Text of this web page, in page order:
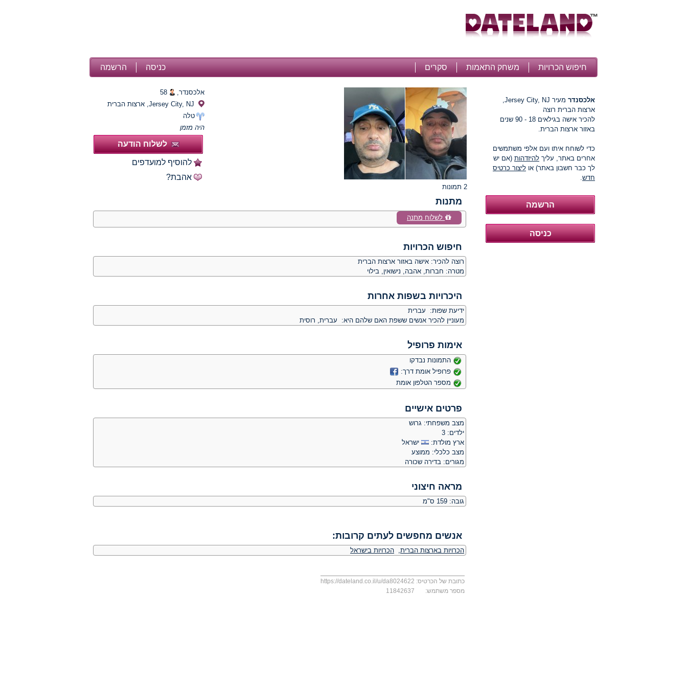
חיפוש הכרויות משחק התאמות סקרים הרשמה כניסה
אלכסנדר
מעיר Jersey City, NJ,
ארצות הברית רוצה
להכיר אישה בגילאים 18 - 90 שנים
באזור ארצות הברית.
כדי לשוחח איתו ועם אלפי משתמשים
אחרים באתר, עליך להיזדהות (אם יש
לך כבר חשבון באתר) או ליצור כרטיס
חדש.
2 תמונות
אלכסנדר,
58
טלה
היה מזמן
לשלוח הודעה
להוסיף למועדפים
אהבת?
מתנות
לשלוח מתנה
חיפוש הכרויות
רוצה להכיר: אישה באזור ארצות הברית
מטרה: חברות, אהבה, נישואין, בילוי
היכרויות בשפות אחרות
ידיעת שפות: עברית
מעוניין להכיר אנשים ששפת האם שלהם היא: עברית, רוסית
אימות פרופיל
התמונות נבדקו
פרופיל אומת דרך:
מספר הטלפון אומת
פרטים אישיים
מצב משפחתי: גרוש
ילדים: 3
ארץ מולדת:
ישראל
מצב כלכלי: ממוצע
מגורים: בדירה שכורה
מראה חיצוני
גובה: 159 ס"מ
אנשים מחפשים לעתים קרובות:
הכרויות בארצות הברית, הכרויות בישראל
כתובת של הכרטיס: https://dateland.co.il/u/da8024622
מספר משתמש:
11842637